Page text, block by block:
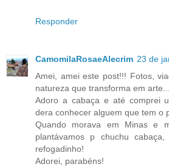
Responder
CamomilaRosaeAlecrim 23 de
Amei, amei este post!!! Fotos,
natureza que transforma em
Adoro a cabaça e até comprei
dera conhecer alguem que tem o
Quando morava em Minas e
plantávamos p chuchu
refogadinho!
Adorei, parabéns!